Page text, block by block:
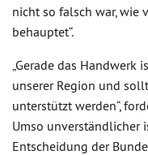
nicht so falsch war, wie
behauptet“.
„Gerade das Handwerk
unserer Region und
unterstützt werden“,
Umso unverständlicher
Entscheidung der